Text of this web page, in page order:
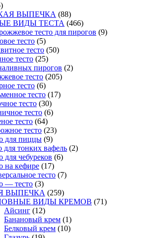
ВЫПЕЧКА (88)
ВИДЫ ТЕСТА (466)
тесто для пирогов (9)
тесто (5)
тесто (50)
тесто (25)
пирогов (2)
тесто (205)
тесто (6)
тесто (17)
тесто (30)
тесто (6)
тесто (64)
тесто (23)
для пиццы (9)
для тонких вафель (2)
для чебуреков (6)
на кефире (17)
тесто (7)
— тесто (3)
ВЫПЕЧКА (259)
ВИДЫ КРЕМОВ (71)
Айсинг (12)
Банановый крем (1)
Белковый крем (10)